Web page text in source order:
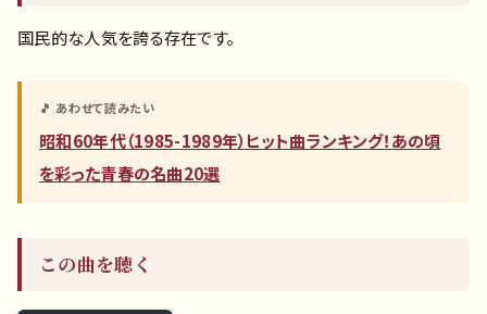
国民的な人気を誇る存在です。
🎵 あわせて読みたい
昭和60年代（1985-1989年）ヒット曲ランキング！あの頃
を彩った青春の名曲20選
この曲を聴く